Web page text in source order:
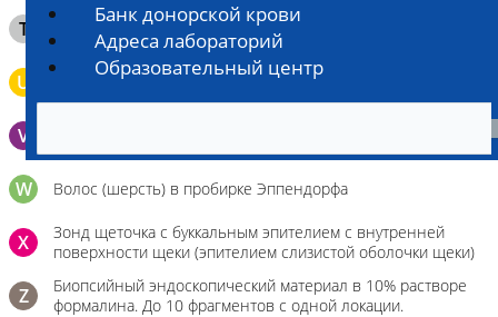
Банк донорской крови
Адреса лабораторий
Образовательный центр
T
Клещ (не более 2 шт.), плотно закрытая сухая пробирка
типа Эппендорф
U Моча во флаконе 5 - 10 мл
V
W Волос (шерсть) в пробирке Эппендорфа
X
Зонд щеточка с буккальным эпителием с внутренней
поверхности щеки (эпителием слизистой оболочки щеки)
Z
Биопсийный эндоскопический материал в 10% растворе
формалина. До 10 фрагментов с одной локации.